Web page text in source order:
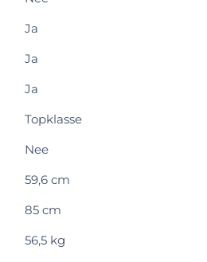
Ja
Ja
Ja
Topklasse
Nee
59,6 cm
85 cm
56,5 kg